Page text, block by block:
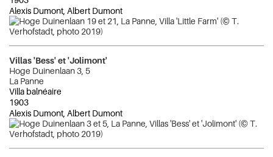
Alexis Dumont, Albert Dumont
Villas 'Bess' et 'Jolimont'
Hoge Duinenlaan 3, 5
La Panne
Villa balnéaire
1903
Alexis Dumont, Albert Dumont